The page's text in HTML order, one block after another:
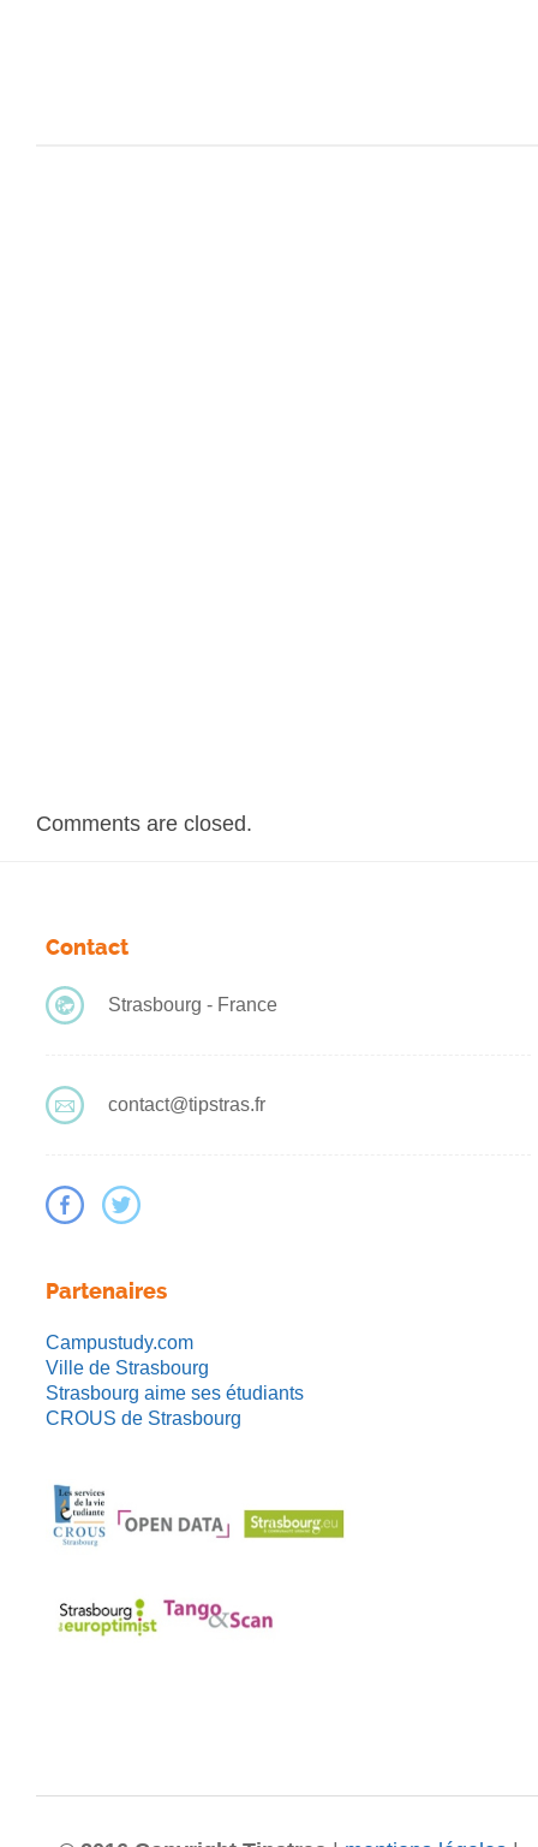
Comments are closed.
Contact
Strasbourg - France
contact@tipstras.fr
Partenaires
Campustudy.com
Ville de Strasbourg
Strasbourg aime ses étudiants
CROUS de Strasbourg